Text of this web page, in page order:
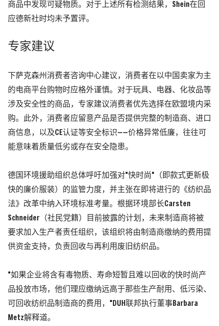
商品中发现可疑物质。对于上述所有检测结果，Shein在回
应德新社时均未予置评。
专家建议
下萨克森州消费者咨询中心建议，消费者在以中国卖家为主
的电商平台购物时应格外谨慎。对于玩具、电器、化妆品等
涉及安全性的商品，专家建议消费者优先选择在欧盟境内采
购。此外，消费者应留意产品是否提供完整的制造商、进口
商信息，以及CE认证等安全标识——价格异常低廉，往往可
能意味着质量低劣或存在安全隐患。
德国环境援助组织总体呼吁加强对"快时尚"（即款式更新极
快的廉价服装）的监管力度，并主张在即将进行的《纺织品
法》改革中纳入环境标准考量。根据环境部长Carsten
Schneider（社民党籍）目前披露的计划，未来制造商将被
要求加入生产者责任组织，该组织将由制造商缴纳的费用提
供资金支持，负责回收与再利用废旧纺织品。
"如果企业将含有毒物质、寿命短暂且难以回收的快时尚产
品投放市场，他们理应缴纳远高于那些生产耐用、低污染、
可回收纺织品制造商的费用，"DUH联邦执行董事Barbara
Metz解释道。